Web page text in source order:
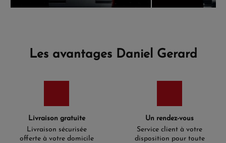
Les avantages Daniel Gerard
Livraison gratuite
Livraison sécurisée
offerte à votre domicile
Un rendez-vous
Service client à votre
disposition pour toute